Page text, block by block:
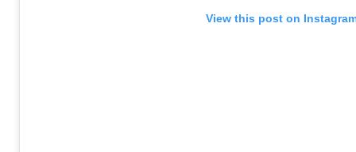
View this post on